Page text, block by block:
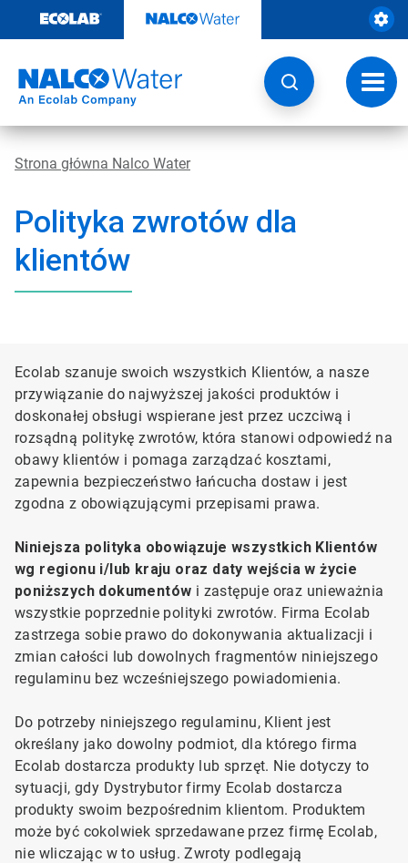
zawartości
Strona główna Nalco Water
Polityka zwrotów dla
klientów
Ecolab szanuje swoich wszystkich Klientów, a nasze
przywiązanie do najwyższej jakości produktów i
doskonałej obsługi wspierane jest przez uczciwą i
rozsądną politykę zwrotów, która stanowi odpowiedź na
obawy klientów i pomaga zarządzać kosztami,
zapewnia bezpieczeństwo łańcucha dostaw i jest
zgodna z obowiązującymi przepisami prawa.
Niniejsza polityka obowiązuje wszystkich Klientów
wg regionu i/lub kraju oraz daty wejścia w życie
poniższych dokumentów i zastępuje oraz unieważnia
wszystkie poprzednie polityki zwrotów. Firma Ecolab
zastrzega sobie prawo do dokonywania aktualizacji i
zmian całości lub dowolnych fragmentów niniejszego
regulaminu bez wcześniejszego powiadomienia.
Do potrzeby niniejszego regulaminu, Klient jest
określany jako dowolny podmiot, dla którego firma
Ecolab dostarcza produkty lub sprzęt. Nie dotyczy to
sytuacji, gdy Dystrybutor firmy Ecolab dostarcza
produkty swoim bezpośrednim klientom. Produktem
może być cokolwiek sprzedawane przez firmę Ecolab,
nie wliczając w to usług. Zwroty podlegają